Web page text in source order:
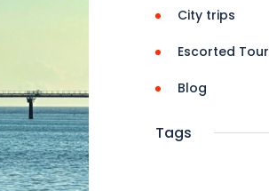
City trips
Escorted Tour
Blog
Tags